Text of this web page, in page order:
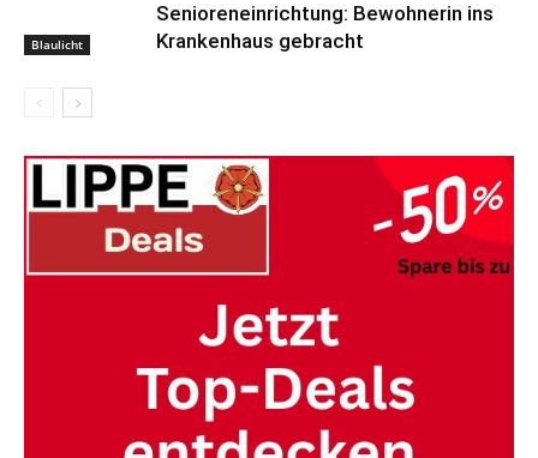
Blaulicht
Senioreneinrichtung: Bewohnerin ins
Krankenhaus gebracht